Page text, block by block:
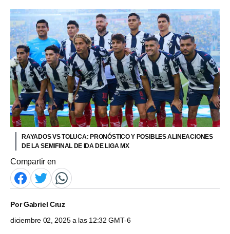
RAYADOS VS TOLUCA: PRONÓSTICO Y POSIBLES ALINEACIONES
DE LA SEMIFINAL DE IDA DE LIGA MX
Compartir en
PorGabriel Cruz
diciembre 02, 2025 a las 12:32 GMT-6